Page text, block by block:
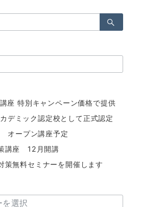
座 特別キャンペーン価格で提供
デミック認定校として正式認定
オープン講座予定
講座 12月開講
無料セミナーを開催します